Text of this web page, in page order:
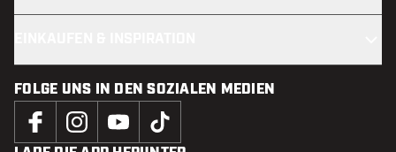
FOLGE UNS IN DEN SOZIALEN MEDIEN